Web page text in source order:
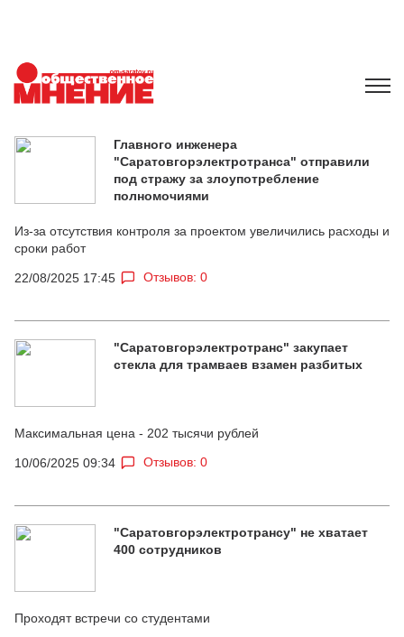
Главного инженера
"Саратовгорэлектротранса" отправили
под стражу за злоупотребление
полномочиями
Из-за отсутствия контроля за проектом увеличились расходы и
сроки работ
22/08/2025 17:45 Отзывов: 0
"Саратовгорэлектротранс" закупает
стекла для трамваев взамен разбитых
Максимальная цена - 202 тысячи рублей
10/06/2025 09:34 Отзывов: 0
"Саратовгорэлектротрансу" не хватает
400 сотрудников
Проходят встречи со студентами